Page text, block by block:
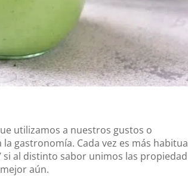
utilizamos a nuestros gustos o
gastronomía. Cada vez es más
al distinto sabor unimos las
aún.